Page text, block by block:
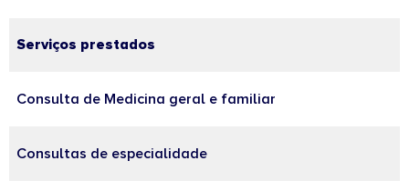
Serviços prestados
Consulta de Medicina geral e familiar
Consultas de especialidade